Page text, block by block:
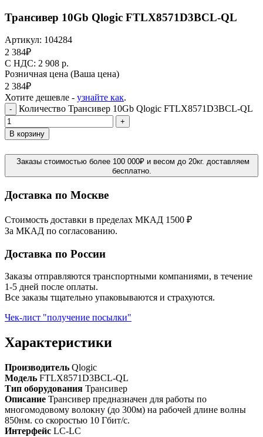
Трансивер 10Gb Qlogic FTLX8571D3BCL-QL
Артикул: 104284
2 384₽
C НДС: 2 908 р.
Розничная цена (Ваша цена)
2 384₽
Хотите дешевле - узнайте как.
- Количество Трансивер 10Gb Qlogic FTLX8571D3BCL-QL
+
В корзину
Заказы стоимостью более 100 000₽ и весом до 20кг. доставляем
бесплатно.
Доставка по Москве
Стоимость доставки в пределах МКАД 1500 ₽
За МКАД по согласованию.
Доставка по России
Заказы отправляются транспортными компаниями, в течение
1-5 дней после оплаты.
Все заказы тщательно упаковываются и страхуются.
Чек-лист "получение посылки"
Характеристики
Производитель Qlogic
Модель FTLX8571D3BCL-QL
Тип оборудования Трансивер
Описание Трансивер предназначен для работы по
многомодовому волокну (до 300м) на рабочей длине волны
850нм. со скоростью 10 Гбит/с.
Интерфейс LC-LC